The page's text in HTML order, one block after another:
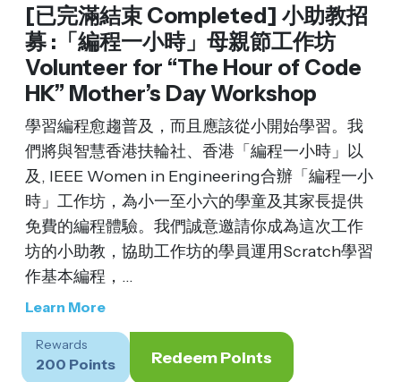
[已完滿結束 Completed] 小助教招
募 :「編程一小時」母親節工作坊
Volunteer for “The Hour of Code
HK” Mother’s Day Workshop
學習編程愈趨普及，而且應該從小開始學習。我
們將與智慧香港扶輪社、香港「編程一小時」以
及, IEEE Women in Engineering合辦「編程一小
時」工作坊，為小一至小六的學童及其家長提供
免費的編程體驗。我們誠意邀請你成為這次工作
坊的小助教，協助工作坊的學員運用Scratch學習
作基本編程，...
Learn More
Rewards
200 Points Redeem Points